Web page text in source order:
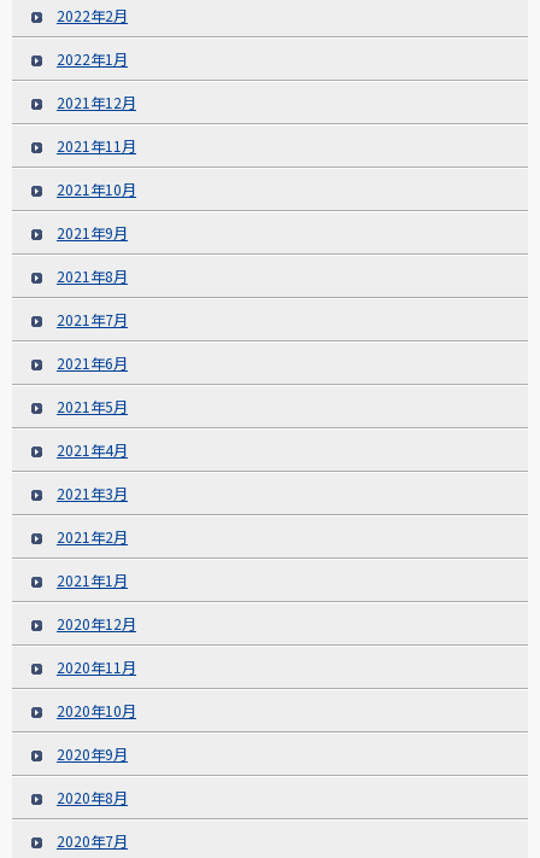
2022年2月
2022年1月
2021年12月
2021年11月
2021年10月
2021年9月
2021年8月
2021年7月
2021年6月
2021年5月
2021年4月
2021年3月
2021年2月
2021年1月
2020年12月
2020年11月
2020年10月
2020年9月
2020年8月
2020年7月